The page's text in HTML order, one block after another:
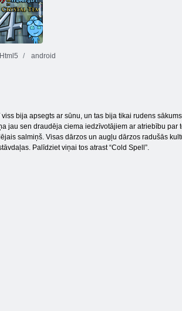
Shark
Html5 android
bija apsegts ar sūnu, un tas bija tikai rudens
jau sen draudēja ciema iedzīvotājiem ar atriebību par
salmiņš. Visas dārzos un augļu dārzos radušās
Palīdziet viņai tos atrast “Cold Spell”.